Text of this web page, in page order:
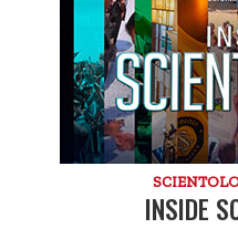
INSIDE